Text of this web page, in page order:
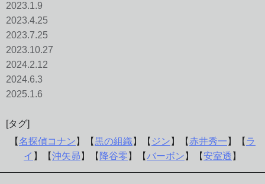
2023.1.9
2023.4.25
2023.7.25
2023.10.27
2024.2.12
2024.6.3
2025.1.6
[タグ]
【名探偵コナン 】【黒の組織 】【 ジン 】【赤井秀一 】【 ラ
イ 】【沖矢昴 】【 降谷零 】【バーボン 】【安室透 】